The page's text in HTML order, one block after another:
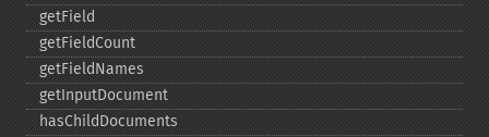
getField
getFieldCount
getFieldNames
getInputDocument
hasChildDocuments